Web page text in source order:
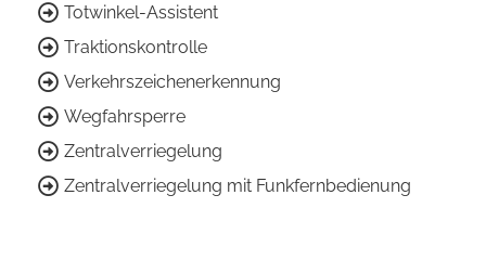
Totwinkel-Assistent
Traktionskontrolle
Verkehrszeichenerkennung
Wegfahrsperre
Zentralverriegelung
Zentralverriegelung mit Funkfernbedienung